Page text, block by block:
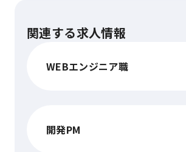
関連する求人情報
WEBエンジニア職
開発PM